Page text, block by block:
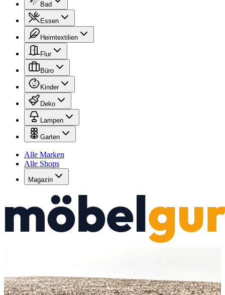
Bad
Essen
Heimtextilien
Flur
Büro
Kinder
Deko
Lampen
Garten
Alle Marken
Alle Shops
Magazin